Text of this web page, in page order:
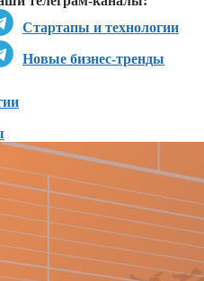
Стартапы и технологии
Новые бизнес-тренды